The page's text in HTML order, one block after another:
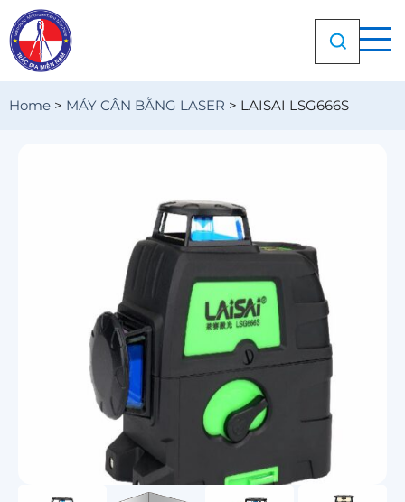
Chuyển
đến
nội
dung
Home > MÁY CÂN BẰNG LASER > LAISAI LSG666S